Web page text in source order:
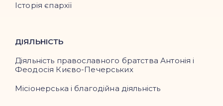
Історія єпархії
ДІЯЛЬНІСТЬ
Діяльність православного братства Антонія і
Феодосія Києво-Печерських
Місіонерська і благодійна діяльність